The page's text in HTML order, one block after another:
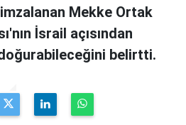
Mekke Ortak
İsrail açısından
belirtti.